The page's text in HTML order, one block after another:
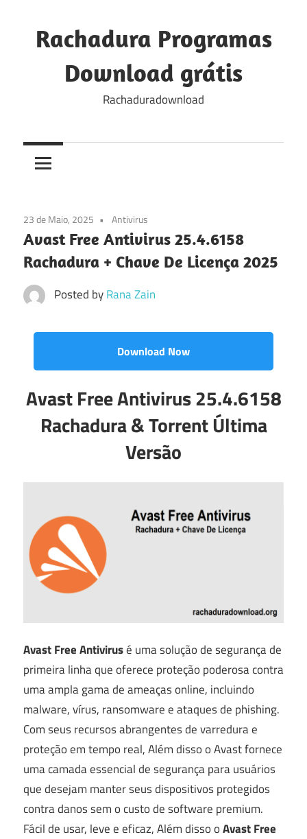
content
Rachadura Programas
Download grátis
Rachaduradownload
23 de Maio, 2025 Antivirus
Avast Free Antivirus 25.4.6158
Rachadura + Chave De Licença 2025
Posted byRana Zain
Download Now
Avast Free Antivirus 25.4.6158
Rachadura & Torrent Última
Versão
Avast Free Antivirusé uma solução de segurança de
primeira linha que oferece proteção poderosa contra
uma ampla gama de ameaças online, incluindo
malware, vírus, ransomware e ataques de phishing.
Com seus recursos abrangentes de varredura e
proteção em tempo real, Além disso o Avast fornece
uma camada essencial de segurança para usuários
que desejam manter seus dispositivos protegidos
contra danos sem o custo de software premium.
Fácil de usar, leve e eficaz, Além disso oAvast Free